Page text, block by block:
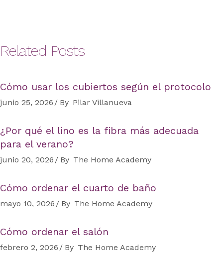
Related Posts
Cómo usar los cubiertos según el protocolo
junio 25, 2026 By Pilar Villanueva
¿Por qué el lino es la fibra más adecuada
para el verano?
junio 20, 2026 By The Home Academy
Cómo ordenar el cuarto de baño
mayo 10, 2026 By The Home Academy
Cómo ordenar el salón
febrero 2, 2026 By The Home Academy